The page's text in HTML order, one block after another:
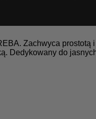
Zachwyca prostotą
Dedykowany do